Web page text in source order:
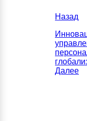
Назад
Далее